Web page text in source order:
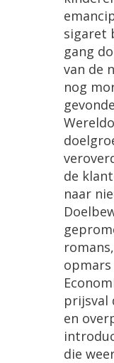
sigaret
gang
van de
nog
de
naar
romans,
opmars
prijsval
en
die